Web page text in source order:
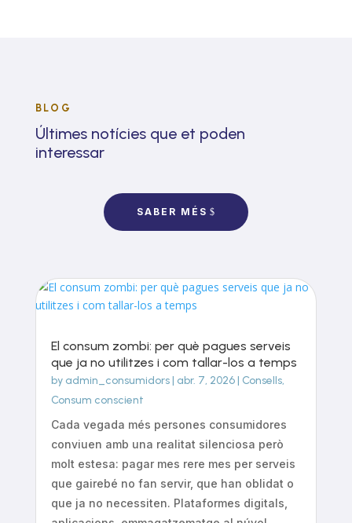
BLOG
Últimes notícies que et poden
interessar
SABER MÉS
El consum zombi: per què pagues serveis
que ja no utilitzes i com tallar-los a temps
by admin_consumidors| abr. 7, 2026| Consells,
Consum conscient
Cada vegada més persones consumidores
conviuen amb una realitat silenciosa però
molt estesa: pagar mes rere mes per serveis
que gairebé no fan servir, que han oblidat o
que ja no necessiten. Plataformes digitals,